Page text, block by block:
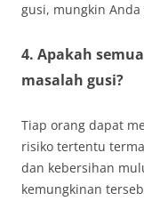
gusi, mungkin
4. Apakah
masalah gusi?
Tiap orang dapat
risiko tertentu
dan kebersihan
kemungkinan